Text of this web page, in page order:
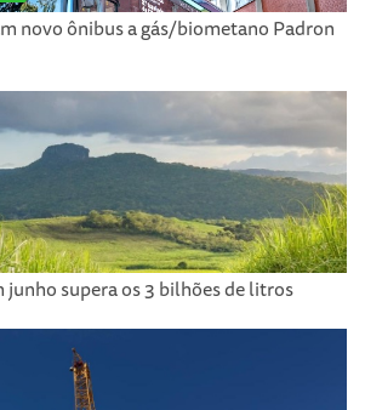
novo ônibus a gás/biometano Padron
junho supera os 3 bilhões de litros